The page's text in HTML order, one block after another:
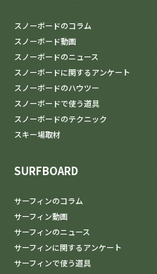
スノーボードのコラム
スノーボード動画
スノーボードのニュース
スノーボードに関するアンケート
スノーボードのハウツー
スノーボードで使う道具
スノーボードのテクニック
スキー場取材
SURFBOARD
サーフィンのコラム
サーフィン動画
サーフィンのニュース
サーフィンに関するアンケート
サーフィンで使う道具